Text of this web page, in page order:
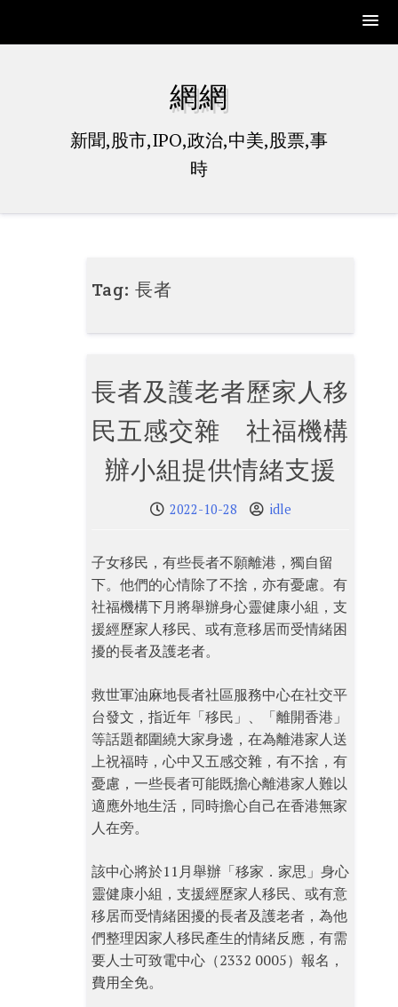
網網
新聞,股市,IPO,政治,中美,股票,事
時
Tag:長者
長者及護老者歷家人移
民五感交雜 社福機構
辦小組提供情緒支援
2022-10-28 idle
子女移民，有些長者不願離港，獨自留
下。他們的心情除了不捨，亦有憂慮。有
社福機構下月將舉辦身心靈健康小組，支
援經歷家人移民、或有意移居而受情緒困
擾的長者及護老者。
救世軍油麻地長者社區服務中心在社交平
台發文，指近年「移民」、「離開香港」
等話題都圍繞大家身邊，在為離港家人送
上祝福時，心中又五感交雜，有不捨，有
憂慮，一些長者可能既擔心離港家人難以
適應外地生活，同時擔心自己在香港無家
人在旁。
該中心將於11月舉辦「移家．家思」身心
靈健康小組，支援經歷家人移民、或有意
移居而受情緒困擾的長者及護老者，為他
們整理因家人移民產生的情緒反應，有需
要人士可致電中心（2332 0005）報名，
費用全免。